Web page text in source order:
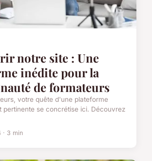
notre site : Une
inédite pour la
de formateurs
votre quête d'une plateforme
pertinente se concrétise ici. Découvrez
3 min